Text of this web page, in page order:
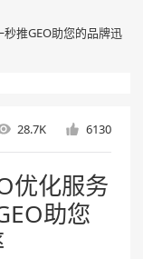
推GEO助您的品牌迅
28.7K 6130
优化服务
助您